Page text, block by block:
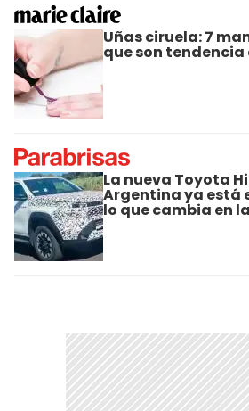
Uñas ciruela: 7
que son tendencia
La nueva Toyota
Argentina ya está
lo que cambia en